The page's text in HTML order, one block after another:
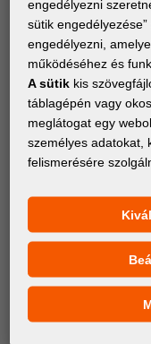
engedélyezni
sütik
engedélyezni,
működéséhez és
A sütik kis
táblagépén vagy
meglátogat egy
személyes adatokat,
felismerésére